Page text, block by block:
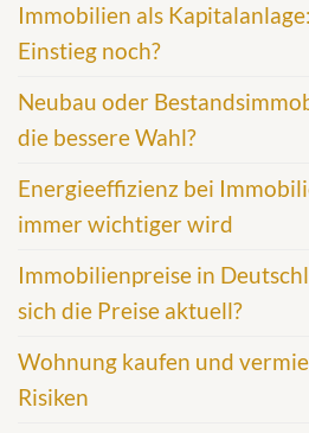
Immobilien als
Einstieg noch?
Neubau oder
die bessere Wahl?
Energieeffizienz bei
immer wichtiger wird
Immobilienpreise in
sich die Preise aktuell?
Wohnung kaufen und
Risiken